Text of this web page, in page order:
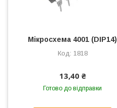
Мікросхема 4001 (DIP14)
1818
13,40 ₴
Готово до відправки